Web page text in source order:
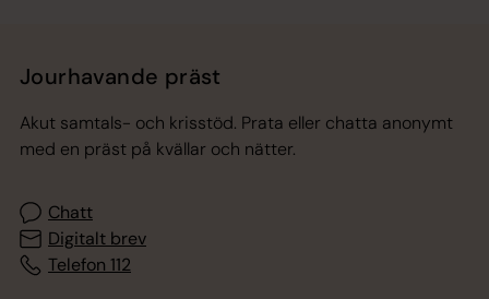
Jourhavande präst
Akut samtals- och krisstöd. Prata eller chatta anonymt
med en präst på kvällar och nätter.
Chatt
Digitalt brev
Telefon 112